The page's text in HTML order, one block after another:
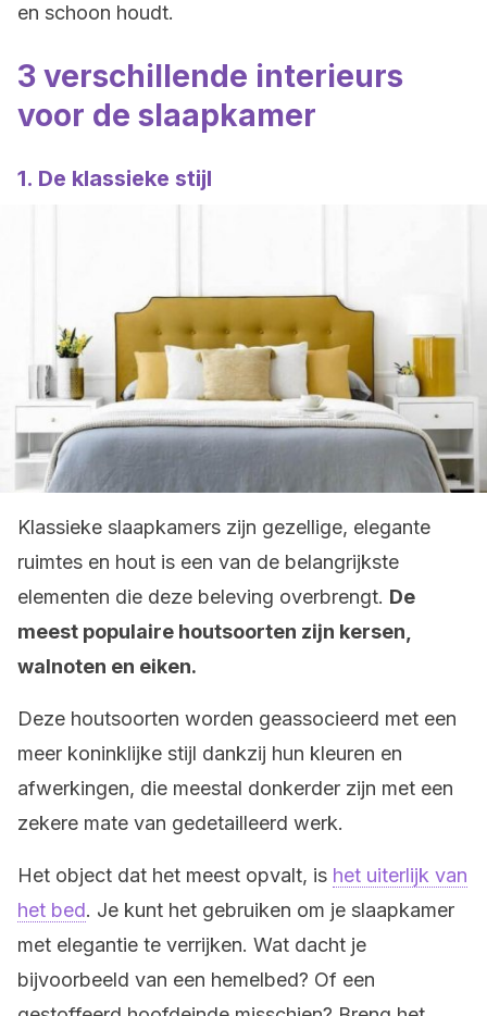
en schoon houdt.
3 verschillende interieurs
voor de slaapkamer
1. De klassieke stijl
Klassieke slaapkamers zijn gezellige, elegante
ruimtes en hout is een van de belangrijkste
elementen die deze beleving overbrengt. De
meest populaire houtsoorten zijn kersen,
walnoten en eiken.
Deze houtsoorten worden geassocieerd met een
meer koninklijke stijl dankzij hun kleuren en
afwerkingen, die meestal donkerder zijn met een
zekere mate van gedetailleerd werk.
Het object dat het meest opvalt, is het uiterlijk van
het bed. Je kunt het gebruiken om je slaapkamer
met elegantie te verrijken. Wat dacht je
bijvoorbeeld van een hemelbed? Of een